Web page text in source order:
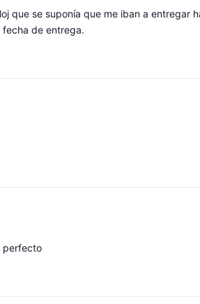
que se suponía que me iban a entregar
de entrega.
perfecto